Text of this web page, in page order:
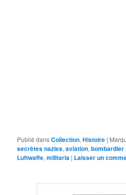
Publié dansCollection,Histoire |
secrètes nazies,aviation,
Luftwaffe,militaria | Laisser un